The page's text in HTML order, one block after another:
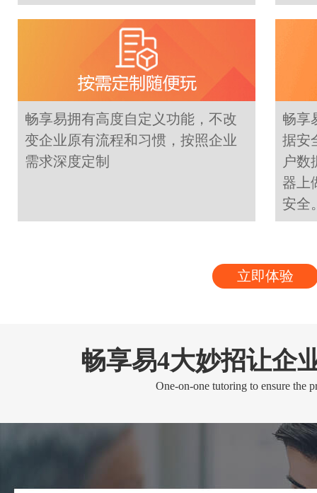
畅享易拥有高度自定义功能，不改
变企业原有流程和习惯，按照企业
需求深度定制
畅享
据安
户数
器上
安全
立即体验
畅享易4大妙招让企
One-on-one tutoring to ensure the